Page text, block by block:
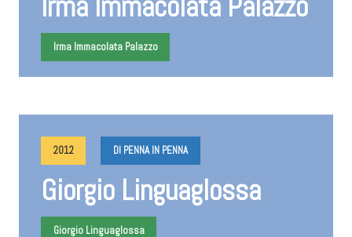
Irma Immacolata Palazzo
2012 DI PENNA IN PENNA
Giorgio Linguaglossa
Giorgio Linguaglossa